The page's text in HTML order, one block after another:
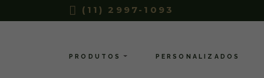
(11) 2997-1093
PRODUTOS PERSONALIZADOS